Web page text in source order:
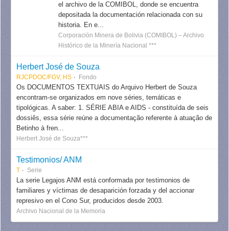
el archivo de la COMIBOL, donde se encuentra
depositada la documentación relacionada con su
historia. En e...
Corporación Minera de Bolivia (COMIBOL) – Archivo
Histórico de la Minería Nacional ***
Herbert José de Souza
RJCPDOC/FGV, HS Fondo
Os DOCUMENTOS TEXTUAIS do Arquivo Herbert de Souza
encontram-se organizados em nove séries, temáticas e
tipológicas. A saber: 1. SÉRIE ABIA e AIDS - constituída de seis
dossiês, essa série reúne a documentação referente à atuação de
Betinho à fren...
Herbert José de Souza***
Testimonios/ ANM
T Serie
La serie Legajos ANM está conformada por testimonios de
familiares y víctimas de desaparición forzada y del accionar
represivo en el Cono Sur, producidos desde 2003.
Archivo Nacional de la Memoria